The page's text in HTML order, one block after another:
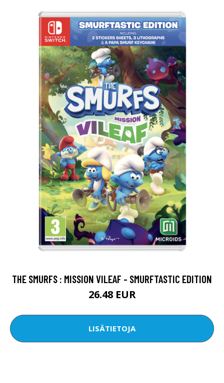
THE SMURFS : MISSION VILEAF - SMURFTASTIC EDITION
26.48 EUR
LISÄTIETOJA